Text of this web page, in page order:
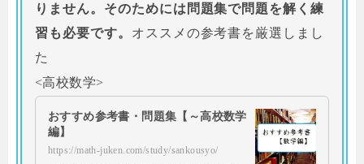
りません。そのためには問題集で問題を解く練
習も必要です。 オススメの参考書を厳選しまし
た
<高校数学>
おすすめ参考書・問題集【～高校数学
編】
https://math-juken.com/study/sankousyo/